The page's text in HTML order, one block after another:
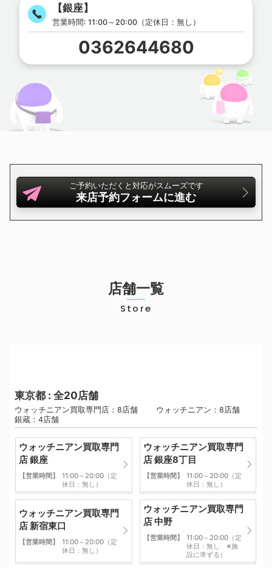
【銀座】
営業時間: 11:00～20:00（定休日：無し）
0362644680
ご予約いただくと対応がスムーズです
来店予約フォームに進む
店舗一覧
Store
東京都 : 全20店舗
ウォッチニアン買取専門店：8店舗 ウォッチニアン：8店舗
銀蔵：4店舗
ウォッチニアン買取専門
店 銀座
【営業時間】
11:00～20:00（定
休日：無し）
ウォッチニアン買取専門
店 銀座8丁目
【営業時間】
11:00～20:00（定
休日：無し）
ウォッチニアン買取専門
店 新宿東口
【営業時間】
11:00～20:00（定
休日：無し）
ウォッチニアン買取専門
店 中野
【営業時間】
11:00～20:00（定
休日：無し ※施
設に準ずる）